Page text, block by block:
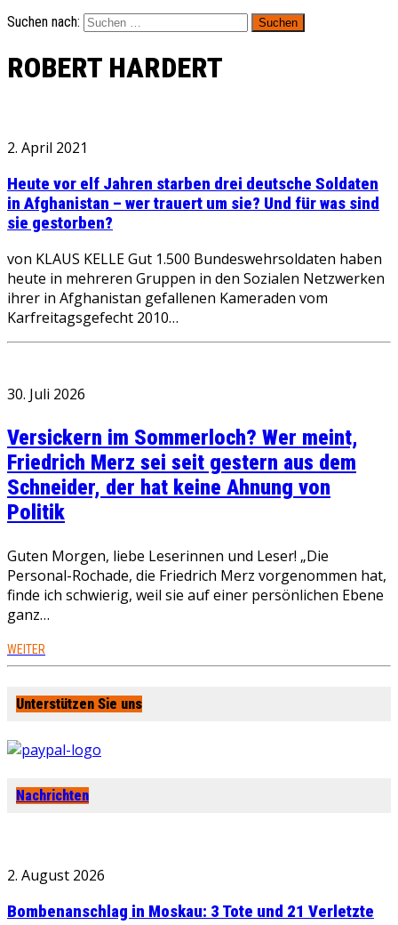
Suchen nach:
ROBERT HARDERT
2. April 2021
Heute vor elf Jahren starben drei deutsche Soldaten
in Afghanistan – wer trauert um sie? Und für was sind
sie gestorben?
von KLAUS KELLE Gut 1.500 Bundeswehrsoldaten haben
heute in mehreren Gruppen in den Sozialen Netzwerken
ihrer in Afghanistan gefallenen Kameraden vom
Karfreitagsgefecht 2010…
30. Juli 2026
Versickern im Sommerloch? Wer meint,
Friedrich Merz sei seit gestern aus dem
Schneider, der hat keine Ahnung von
Politik
Guten Morgen, liebe Leserinnen und Leser! „Die
Personal-Rochade, die Friedrich Merz vorgenommen hat,
finde ich schwierig, weil sie auf einer persönlichen Ebene
ganz…
WEITER
Unterstützen Sie uns
Nachrichten
2. August 2026
Bombenanschlag in Moskau: 3 Tote und 21 Verletzte